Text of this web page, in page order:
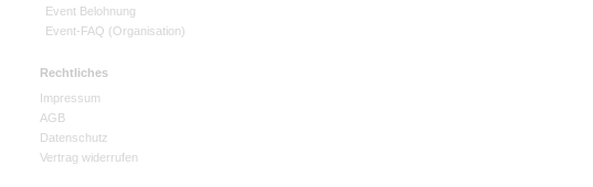
Event Belohnung
Event-FAQ (Organisation)
Rechtliches
Impressum
AGB
Datenschutz
Vertrag widerrufen